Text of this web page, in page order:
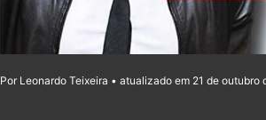
Por Leonardo Teixeira • atualizado em 21 de outubro